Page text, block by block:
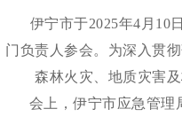
伊宁市于2025年4月10
门负责人参会。 为深入贯
森林火灾、地质灾害
会上，伊宁市应急管理